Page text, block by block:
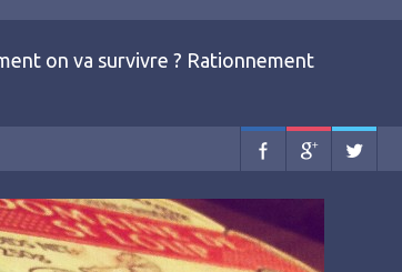
on va survivre ? Rationnement